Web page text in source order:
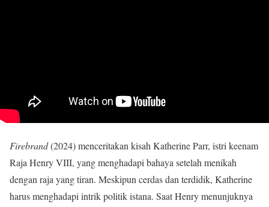
Firebrand(2024) menceritakan kisah Katherine Parr, istri keenam
Raja Henry VIII, yang menghadapi bahaya setelah menikah
dengan raja yang tiran. Meskipun cerdas dan terdidik, Katherine
harus menghadapi intrik politik istana. Saat Henry menunjuknya